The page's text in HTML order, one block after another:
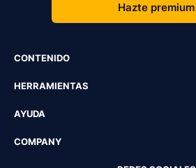
Hazte premium
CONTENIDO
HERRAMIENTAS
AYUDA
COMPANY